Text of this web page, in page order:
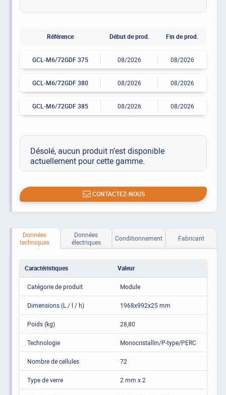
Référence Début de prod. Fin de prod.
GCL-M6/72GDF 375 08/2026 08/2026
GCL-M6/72GDF 380 08/2026 08/2026
GCL-M6/72GDF 385 08/2026 08/2026
Désolé, aucun produit n’est disponible
actuellement pour cette gamme.
CONTACTEZ-NOUS
Données
techniques
Données
électriques
Conditionnement Fabricant
Caractéristiques Valeur
Catégorie de produit Module
Dimensions (L / l / h) 1968x992x25 mm
Poids (kg) 28,80
Technologie Monocristallin/P-type/PERC
Nombre de cellules 72
Type de verre 2 mm x 2